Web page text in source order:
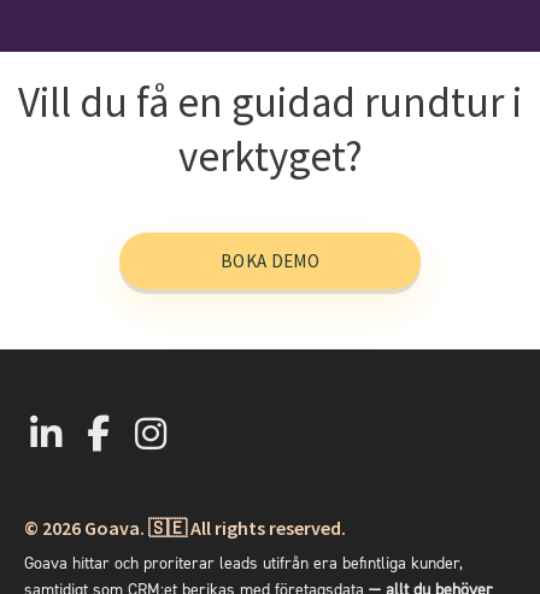
Vill du få en guidad rundtur i
verktyget?
BOKA DEMO
© 2026 Goava. 🇸🇪 All rights reserved.
Goava hittar och proriterar leads utifrån era befintliga kunder,